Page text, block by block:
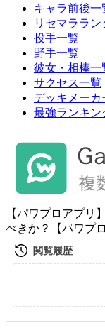
キャラ前後一
リセマララン
投手一覧
野手一覧
彼女・相棒一
サクセス一覧
デッキメーカ
最強ランキン
【パワプロアプリ
べきか？【パワプロ